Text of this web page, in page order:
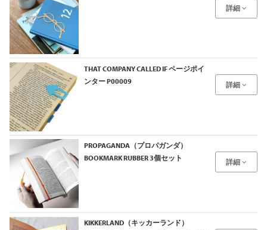
詳細
THAT COMPANY CALLED IF ページポイ
ンター P00009
詳細
PROPAGANDA（プロパガンダ）
BOOKMARK RUBBER 3個セット
詳細
KIKKERLAND（キッカーランド）